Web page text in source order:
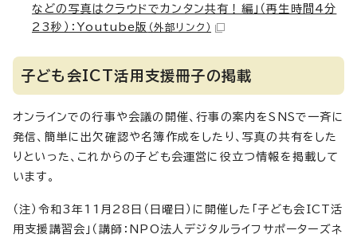
などの写真はクラウドでカンタン共有！編」（再生時間4分
23秒）：Youtube版 （外部リンク）
子ども会ICT活用支援冊子の掲載
オンラインでの行事や会議の開催、行事の案内をSNSで一斉に
発信、簡単に出欠確認や名簿作成をしたり、写真の共有をした
りといった、これからの子ども会運営に役立つ情報を掲載して
います。
（注）令和3年11月28日（日曜日）に開催した「子ども会ICT活
用支援講習会」（講師：NPO法人デジタルライフサポーターズネ